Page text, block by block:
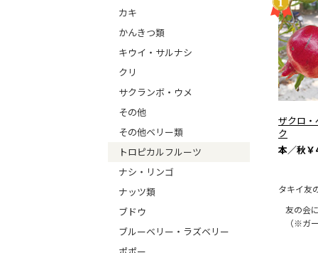
カキ
かんきつ類
キウイ・サルナシ
クリ
サクランボ・ウメ
その他
その他ベリー類
トロピカルフルーツ
ナシ・リンゴ
ナッツ類
ブドウ
ブルーベリー・ラズベリー
ザクロ
ク
本／秋
タキイ友
友の会
（※ガ